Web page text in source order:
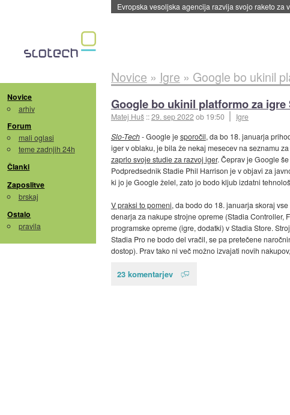
Evropska vesoljska agencija razvija svojo raketo za
Novice
arhiv
Forum
mali oglasi
teme zadnjih 24h
Članki
Zaposlitve
brskaj
Ostalo
pravila
Novice » Igre » Google bo ukinil
Google bo ukinil platformo za igre
Matej Huš ::29. sep 2022ob 19:50
Igre
Slo-Tech- Google jesporočil, da bo 18. januarja
iger v oblaku, je bila že nekaj mesecev na seznamu
zaprlo svoje studie za razvoj iger. Čeprav je Google
Podpredsednik Stadie Phil Harrison je v objavi za
ki jo je Google želel, zato jo bodo kljub izdatni
V praksi to pomeni, da bodo do 18. januarja skoraj
denarja za nakupe strojne opreme (Stadia Controller,
programske opreme (igre, dodatki) v Stadia Store.
Stadia Pro ne bodo del vračil, se pa pretečene
dostop). Prav tako ni več možno izvajati novih
23 komentarjev